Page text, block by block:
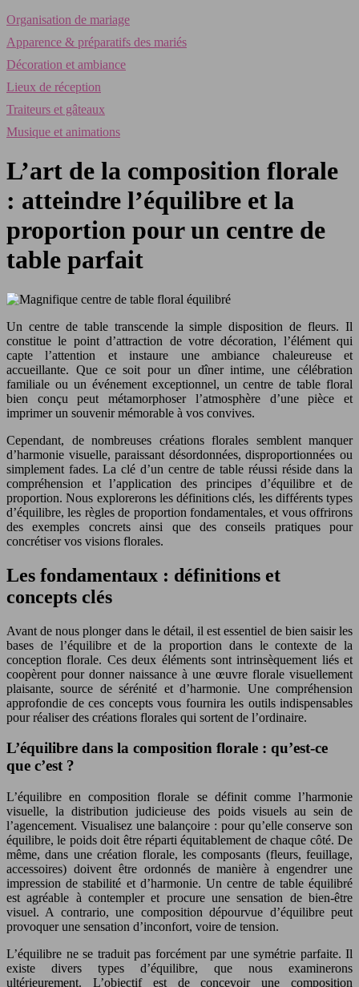
Organisation de mariage
Apparence & préparatifs des mariés
Décoration et ambiance
Lieux de réception
Traiteurs et gâteaux
Musique et animations
L’art de la composition florale
: atteindre l’équilibre et la
proportion pour un centre de
table parfait
Un centre de table transcende la simple disposition de fleurs. Il
constitue le point d’attraction de votre décoration, l’élément qui
capte l’attention et instaure une ambiance chaleureuse et
accueillante. Que ce soit pour un dîner intime, une célébration
familiale ou un événement exceptionnel, un centre de table floral
bien conçu peut métamorphoser l’atmosphère d’une pièce et
imprimer un souvenir mémorable à vos convives.
Cependant, de nombreuses créations florales semblent manquer
d’harmonie visuelle, paraissant désordonnées, disproportionnées ou
simplement fades. La clé d’un centre de table réussi réside dans la
compréhension et l’application des principes d’équilibre et de
proportion. Nous explorerons les définitions clés, les différents types
d’équilibre, les règles de proportion fondamentales, et vous offrirons
des exemples concrets ainsi que des conseils pratiques pour
concrétiser vos visions florales.
Les fondamentaux : définitions et
concepts clés
Avant de nous plonger dans le détail, il est essentiel de bien saisir les
bases de l’équilibre et de la proportion dans le contexte de la
conception florale. Ces deux éléments sont intrinsèquement liés et
coopèrent pour donner naissance à une œuvre florale visuellement
plaisante, source de sérénité et d’harmonie. Une compréhension
approfondie de ces concepts vous fournira les outils indispensables
pour réaliser des créations florales qui sortent de l’ordinaire.
L’équilibre dans la composition florale : qu’est-ce
que c’est ?
L’équilibre en composition florale se définit comme l’harmonie
visuelle, la distribution judicieuse des poids visuels au sein de
l’agencement. Visualisez une balançoire : pour qu’elle conserve son
équilibre, le poids doit être réparti équitablement de chaque côté. De
même, dans une création florale, les composants (fleurs, feuillage,
accessoires) doivent être ordonnés de manière à engendrer une
impression de stabilité et d’harmonie. Un centre de table équilibré
est agréable à contempler et procure une sensation de bien-être
visuel. A contrario, une composition dépourvue d’équilibre peut
provoquer une sensation d’inconfort, voire de tension.
L’équilibre ne se traduit pas forcément par une symétrie parfaite. Il
existe divers types d’équilibre, que nous examinerons
ultérieurement. L’objectif est de concevoir une composition